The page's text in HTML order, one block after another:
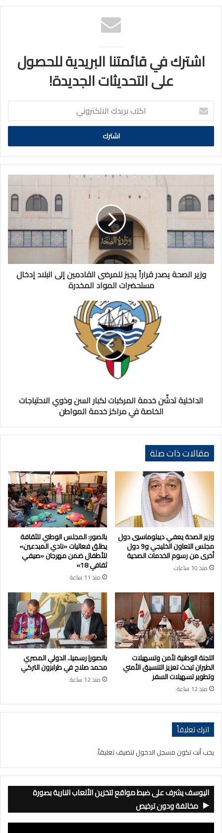
اشترك في قائمتنا البريدية للحصول
على التحديثات الجديدة!
اكتب
بريدك
الالكتروني
الصحة
يصدر
قراراً
للمرضى
القادمين
إلى
البلاد
إدخال
مستحضرات
وزير الصحة يصدر قراراً يجيز للمرضى القادمين إلى البلاد إدخال
مستحضرات المواد المخدرة
المواطن
الداخلية تدشّن خدمة المركبات لكبار السن وذوي الاحتياجات
الخاصة في مراكز خدمة المواطن
مقالات ذات صلة
وزير الصحة يعفي ديبلوماسيي دول
مجلس التعاون الخليجي و9 دول
أخرى من رسوم الخدمات الصحية
منذ 10 ساعات
بالصور: المجلس الوطني للثقافة
يطلق فعاليات «نادي المبدعين»
للأطفال ضمن مهرجان «صيفي
ثقافي 18»
منذ 11 ساعة
اللجنة الوطنية لأمن وتسهيلات
الطيران تبحث تعزيز التنسيق الأمني
وتطوير تسهيلات السفر
منذ 12 ساعة
بالصور| رسميا.. الدولي المصري
محمد صلاح في طرابزون التركي
منذ 12 ساعة
اترك تعليقاً
يجب أنت تكون مسجل الدخول لتضيف تعليقاً.
اليوسف يشرف على ضبط مواقع لتخزين الألعاب النارية بصورة
مخالفة ودون ترخيص